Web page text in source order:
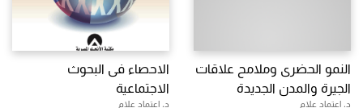
النمو الحضرى وملامح علاقات
الجيرة والمدن الجديدة
د. اعتماد علام
الاحصاء فى البحوث
الاجتماعية
د. اعتماد علام